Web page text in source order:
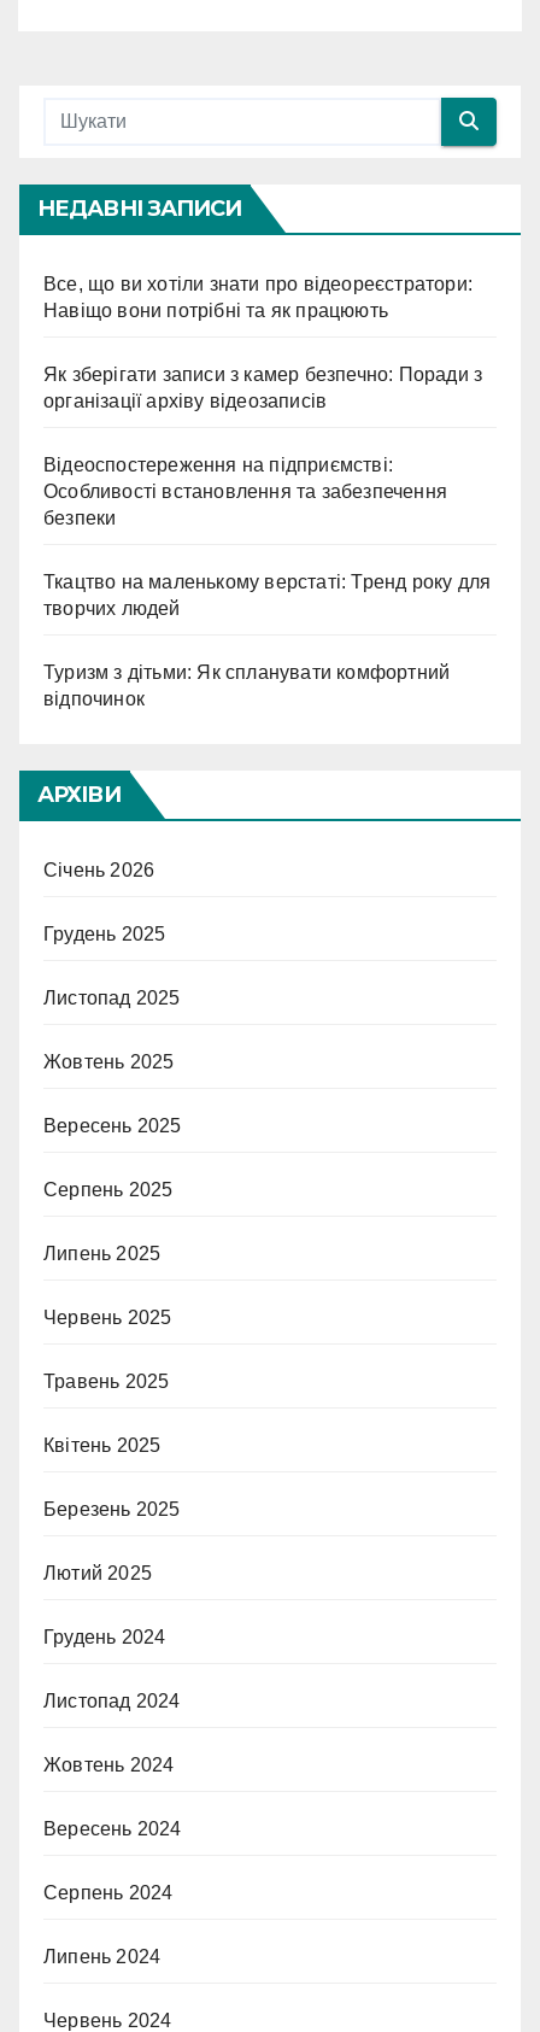
НЕДАВНІ ЗАПИСИ
Все, що ви хотіли знати про відеореєстратори:
Навіщо вони потрібні та як працюють
Як зберігати записи з камер безпечно: Поради з
організації архіву відеозаписів
Відеоспостереження на підприємстві:
Особливості встановлення та забезпечення
безпеки
Ткацтво на маленькому верстаті: Тренд року для
творчих людей
Туризм з дітьми: Як спланувати комфортний
відпочинок
АРХІВИ
Січень 2026
Грудень 2025
Листопад 2025
Жовтень 2025
Вересень 2025
Серпень 2025
Липень 2025
Червень 2025
Травень 2025
Квітень 2025
Березень 2025
Лютий 2025
Грудень 2024
Листопад 2024
Жовтень 2024
Вересень 2024
Серпень 2024
Липень 2024
Червень 2024